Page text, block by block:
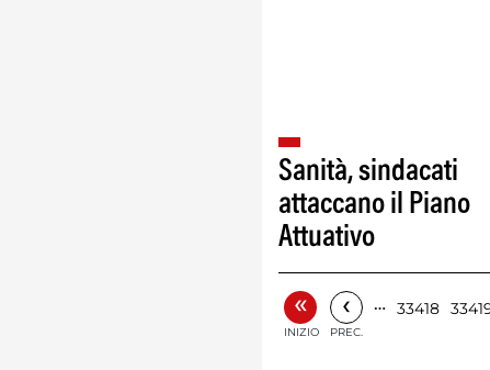
Sanità, sindacati
attaccano il Piano
Attuativo
«
INIZIO
‹
PREC.
… 33418